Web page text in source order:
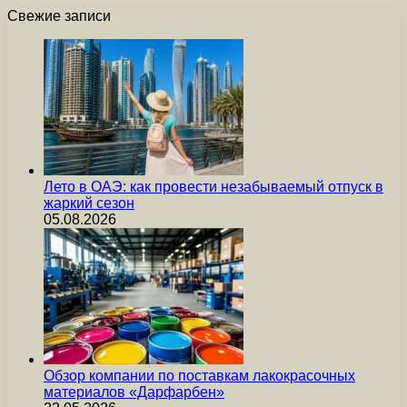
Свежие записи
Лето в ОАЭ: как провести незабываемый отпуск в
жаркий сезон
05.08.2026
Обзор компании по поставкам лакокрасочных
материалов «Дарфарбен»